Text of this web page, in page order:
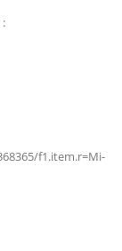
f1.item.r=Mi-